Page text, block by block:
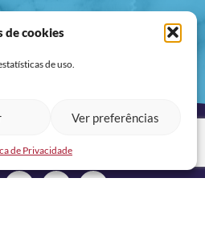
de cookies
de uso.
Ver preferências
de Privacidade